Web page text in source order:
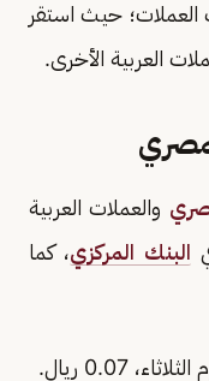
العملات؛ حيث استقر
العربية الأخرى.
والعملات العربية
البنك المركزي، كما
0.07 ريال.